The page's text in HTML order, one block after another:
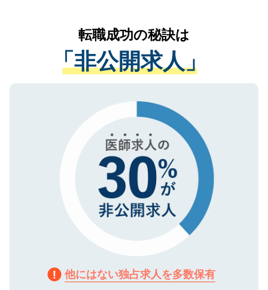
は、個人情報の取り扱いについての厳密な
管理基準を満たした事業者のみに付与され
る、プライバシーマークを取得済みです。
で、機密保持に関してもご安心ください。
かがいして、現在の医療機関の状況や紹介
経験をまじえながら、適切なアドバイスを
させていただきます。すぐにご転職をされ
ない方には、長期的なサポートが可能です
ので、まずはご登録ください。
転職成功の秘訣は
「非公開求人」
他にはない独占求人を多数保有